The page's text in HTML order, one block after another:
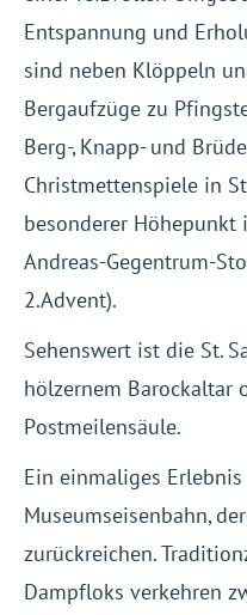
Entspannung und
sind neben Klöppeln
Bergaufzüge zu
Berg-, Knapp- und
Christmettenspiele in
besonderer Höhepunkt
Andreas-Gegentrum-
2.Advent).
Sehenswert ist die St.
hölzernem Barockaltar
Postmeilensäule.
Ein einmaliges
Museumseisenbahn,
zurückreichen.
Dampfloks verkehren